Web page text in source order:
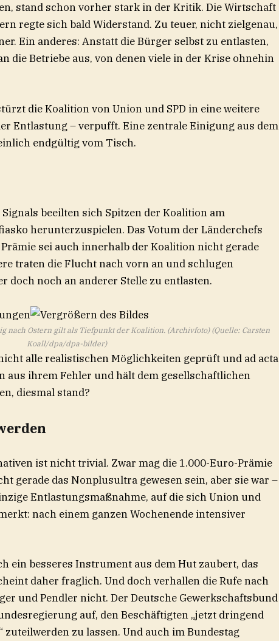
stand schon vorher stark in der Kritik. Die Wirtschaft
regte sich bald Widerstand. Zu teuer, nicht zielgenau,
Ein anderes: Anstatt die Bürger selbst zu entlasten,
die Betriebe aus, von denen viele in der Krise ohnehin
die Koalition von Union und SPD in eine weitere
Entlastung – verpufft. Eine zentrale Einigung aus dem
endgültig vom Tisch.
beeilten sich Spitzen der Koalition am
herunterzuspielen. Das Votum der Länderchefs
sei auch innerhalb der Koalition nicht gerade
traten die Flucht nach vorn an und schlugen
doch noch an anderer Stelle zu entlasten.
nach Ostern gilt als Tiefpunkt der Koalition. (Archivfoto) (Quelle: Carsten
Koall/dpa/dpa-bilder)
alle realistischen Möglichkeiten geprüft und ad acta
aus ihrem Fehler und hält dem gesellschaftlichen
diesmal stand?
ist nicht trivial. Zwar mag die 1.000-Euro-Prämie
gerade das Nonplusultra gewesen sein, aber sie war –
Entlastungsmaßnahme, auf die sich Union und
nach einem ganzen Wochenende intensiver
ein besseres Instrument aus dem Hut zaubert, das
daher fraglich. Und doch verhallen die Rufe nach
und Pendler nicht. Der Deutsche Gewerkschaftsbund
auf, den Beschäftigten „jetzt dringend
zu lassen. Und auch im Bundestag